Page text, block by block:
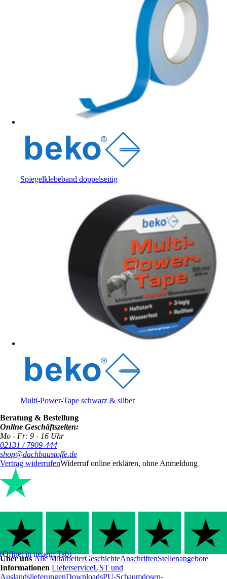
Spiegelklebeband doppelseitig
Multi-Power-Tape schwarz & silber
Beratung & Bestellung
Online Geschäftszeiten:
Mo - Fr: 9 - 16 Uhr
02131 / 7909-444
shop@dachbaustoffe.de
Vertrag widerrufenWiderruf online erklären, ohne Anmeldung
(Öffnet in neuem Tab)
Über unsAlle MitarbeiterGeschichteAnschriftenStellenangebote
Informationen LieferserviceUST und
AuslandslieferungenDownloadsPU-Schaumdosen-